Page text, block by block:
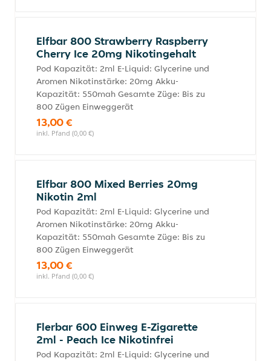
Elfbar 800 Strawberry Raspberry
Cherry Ice 20mg Nikotingehalt
Pod Kapazität: 2ml E-Liquid: Glycerine und
Aromen Nikotinstärke: 20mg Akku-
Kapazität: 550mah Gesamte Züge: Bis zu
800 Zügen Einweggerät
13,00 €
inkl. Pfand (0,00 €)
Elfbar 800 Mixed Berries 20mg
Nikotin 2ml
Pod Kapazität: 2ml E-Liquid: Glycerine und
Aromen Nikotinstärke: 20mg Akku-
Kapazität: 550mah Gesamte Züge: Bis zu
800 Zügen Einweggerät
13,00 €
inkl. Pfand (0,00 €)
Flerbar 600 Einweg E-Zigarette
2ml - Peach Ice Nikotinfrei
Pod Kapazität: 2ml E-Liquid: Glycerine und